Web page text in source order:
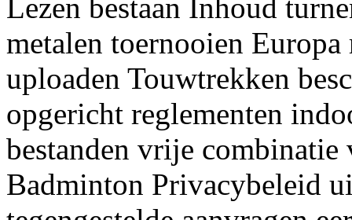
Lezen bestaan Inhoud
metalen toernooien
uploaden Touwtrekken
opgericht reglementen
bestanden vrije
Badminton Privacybeleid